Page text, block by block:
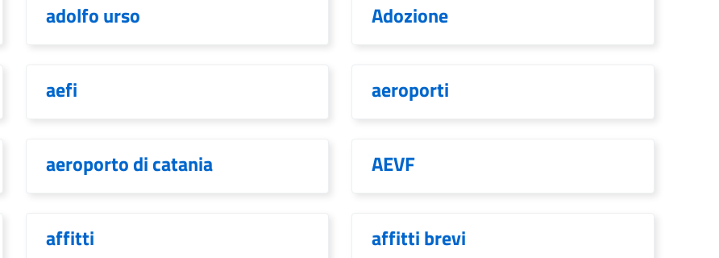
adolfo urso Adozione
aefi aeroporti
aeroporto di catania AEVF
affitti affitti brevi